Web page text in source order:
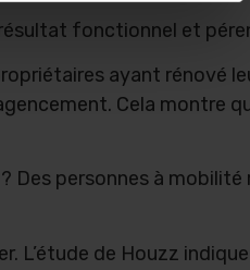
fonctionnel et
ayant rénové
Cela montre
Des personnes à
L’étude de Houzz